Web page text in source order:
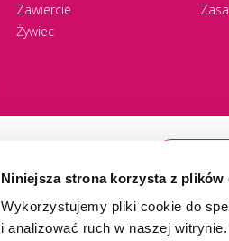
Niniejsza strona korzysta z plików
Wykorzystujemy pliki cookie do
i analizować ruch w naszej
Zawiercie
Żywiec